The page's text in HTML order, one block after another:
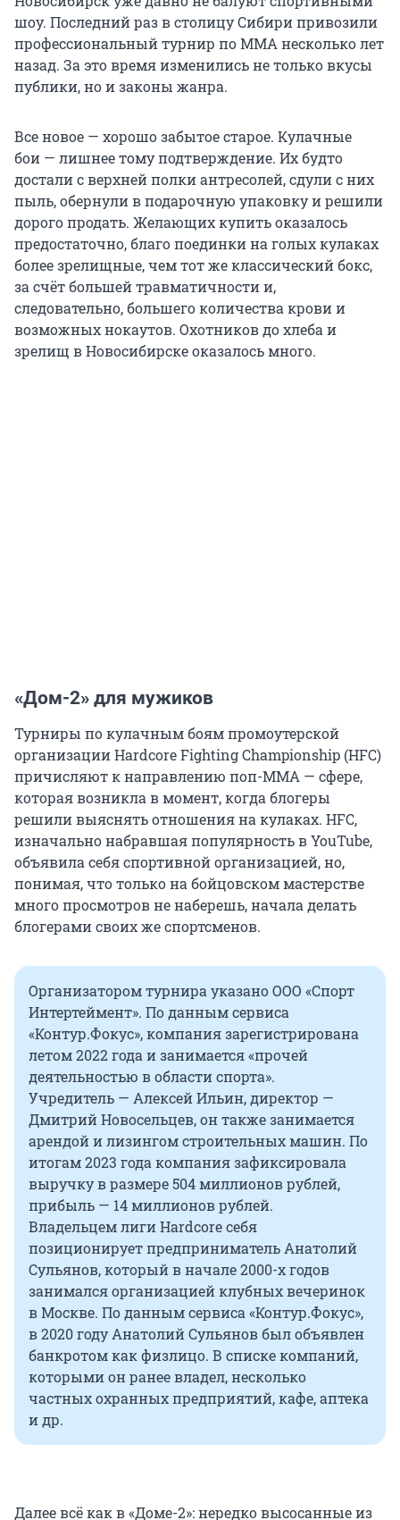
шоу. Последний раз в столицу Сибири привозили
профессиональный турнир по ММА несколько лет
назад. За это время изменились не только вкусы
публики, но и законы жанра.
Все новое — хорошо забытое старое. Кулачные
бои — лишнее тому подтверждение. Их будто
достали с верхней полки антресолей, сдули с них
пыль, обернули в подарочную упаковку и решили
дорого продать. Желающих купить оказалось
предостаточно, благо поединки на голых кулаках
более зрелищные, чем тот же классический бокс,
за счёт большей травматичности и,
следовательно, большего количества крови и
возможных нокаутов. Охотников до хлеба и
зрелищ в Новосибирске оказалось много.
«Дом-2» для мужиков
Турниры по кулачным боям промоутерской
организации Hardcore Fighting Championship (HFC)
причисляют к направлению поп-ММА — сфере,
которая возникла в момент, когда блогеры
решили выяснять отношения на кулаках. HFC,
изначально набравшая популярность в YouTube,
объявила себя спортивной организацией, но,
понимая, что только на бойцовском мастерстве
много просмотров не наберешь, начала делать
блогерами своих же спортсменов.
Организатором турнира указано ООО «Спорт
Интертеймент». По данным сервиса
«Контур.Фокус», компания зарегистрирована
летом 2022 года и занимается «прочей
деятельностью в области спорта».
Учредитель — Алексей Ильин, директор —
Дмитрий Новосельцев, он также занимается
арендой и лизингом строительных машин. По
итогам 2023 года компания зафиксировала
выручку в размере 504 миллионов рублей,
прибыль — 14 миллионов рублей.
Владельцем лиги Hardcore себя
позиционирует предприниматель Анатолий
Сульянов, который в начале 2000-х годов
занимался организацией клубных вечеринок
в Москве. По данным сервиса «Контур.Фокус»,
в 2020 году Анатолий Сульянов был объявлен
банкротом как физлицо. В списке компаний,
которыми он ранее владел, несколько
частных охранных предприятий, кафе, аптека
и др.
Далее всё как в «Доме-2»: нередко высосанные из